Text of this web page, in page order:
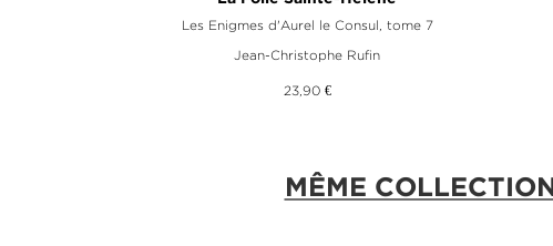
Les Enigmes d'Aurel le Consul, tome 7
Jean-Christophe Rufin
23,90 €
MÊME COLLECTION